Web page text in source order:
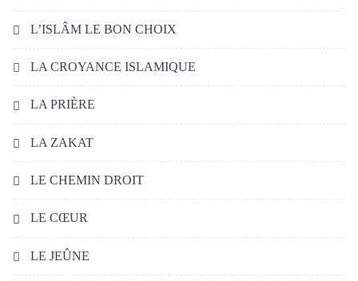
L’ISLÂM LE BON CHOIX
LA CROYANCE ISLAMIQUE
LA PRIÈRE
LA ZAKAT
LE CHEMIN DROIT
LE CŒUR
LE JEÛNE